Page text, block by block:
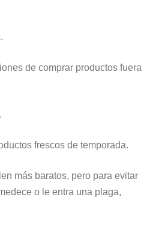
de comprar productos fuera
frescos de temporada.
más baratos, pero para evitar
o le entra una plaga,